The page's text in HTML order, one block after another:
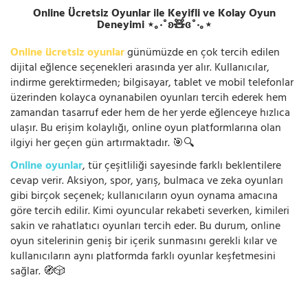
Online Ücretsiz Oyunlar ile Keyifli ve Kolay Oyun
Deneyimi ⋆｡‧˚ʚ🧸ɞ˚‧｡⋆
Online ücretsiz oyunlargünümüzde en çok tercih edilen
dijital eğlence seçenekleri arasında yer alır. Kullanıcılar,
indirme gerektirmeden; bilgisayar, tablet ve mobil telefonlar
üzerinden kolayca oynanabilen oyunları tercih ederek hem
zamandan tasarruf eder hem de her yerde eğlenceye hızlıca
ulaşır. Bu erişim kolaylığı, online oyun platformlarına olan
ilgiyi her geçen gün artırmaktadır. 🎯🔍
Online oyunlar, tür çeşitliliği sayesinde farklı beklentilere
cevap verir. Aksiyon, spor, yarış, bulmaca ve zeka oyunları
gibi birçok seçenek; kullanıcıların oyun oynama amacına
göre tercih edilir. Kimi oyuncular rekabeti severken, kimileri
sakin ve rahatlatıcı oyunları tercih eder. Bu durum, online
oyun sitelerinin geniş bir içerik sunmasını gerekli kılar ve
kullanıcıların aynı platformda farklı oyunlar keşfetmesini
sağlar. 🧭🎲